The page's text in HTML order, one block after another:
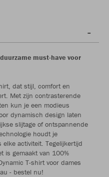
must-have voor
dat stijl, comfort en
Met zijn contrasterende
kun je een modieus
dynamisch design laten
slijtage of ontspannende
houdt je
activiteit. Tegelijkertijd
is gemaakt van 100%
T-shirt voor dames
- bestel nu!